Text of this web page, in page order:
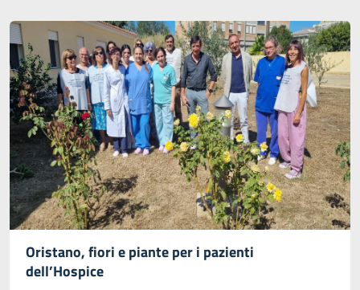
Oristano, fiori e piante per i pazienti
dell’Hospice